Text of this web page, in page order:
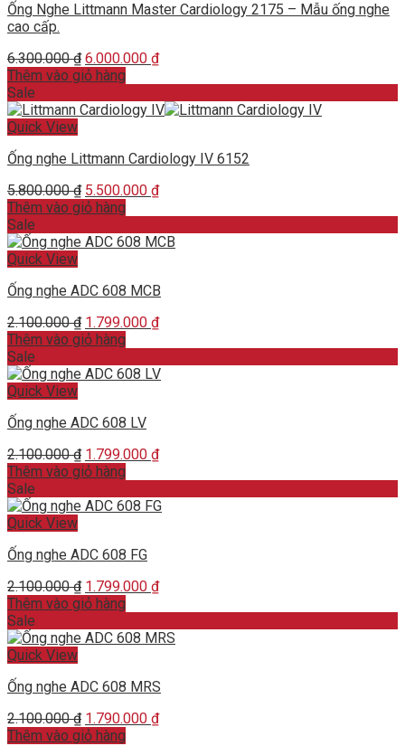
Ống Nghe Littmann Master Cardiology 2175 – Mẫu ống nghe
cao cấp.
6.300.000₫ Original
price
6.300.000 ₫.
6.000.000 ₫Current
6.000.000 ₫.
Thêm vào giỏ hàng
Sale
Quick View
Ống nghe Littmann Cardiology IV 6152
5.800.000₫ Original
price
5.800.000 ₫.
5.500.000 ₫Current
5.500.000 ₫.
Thêm vào giỏ hàng
Sale
Quick View
Ống nghe ADC 608 MCB
2.100.000₫ Original
price
2.100.000 ₫.
1.799.000 ₫Current
1.799.000 ₫.
Thêm vào giỏ hàng
Sale
Quick View
Ống nghe ADC 608 LV
2.100.000₫ Original
price
2.100.000 ₫.
1.799.000 ₫Current
1.799.000 ₫.
Thêm vào giỏ hàng
Sale
Quick View
Ống nghe ADC 608 FG
2.100.000₫ Original
price
2.100.000 ₫.
1.799.000 ₫Current
1.799.000 ₫.
Thêm vào giỏ hàng
Sale
Quick View
Ống nghe ADC 608 MRS
2.100.000₫ Original
price
1.790.000 ₫Current
Thêm vào giỏ hàng